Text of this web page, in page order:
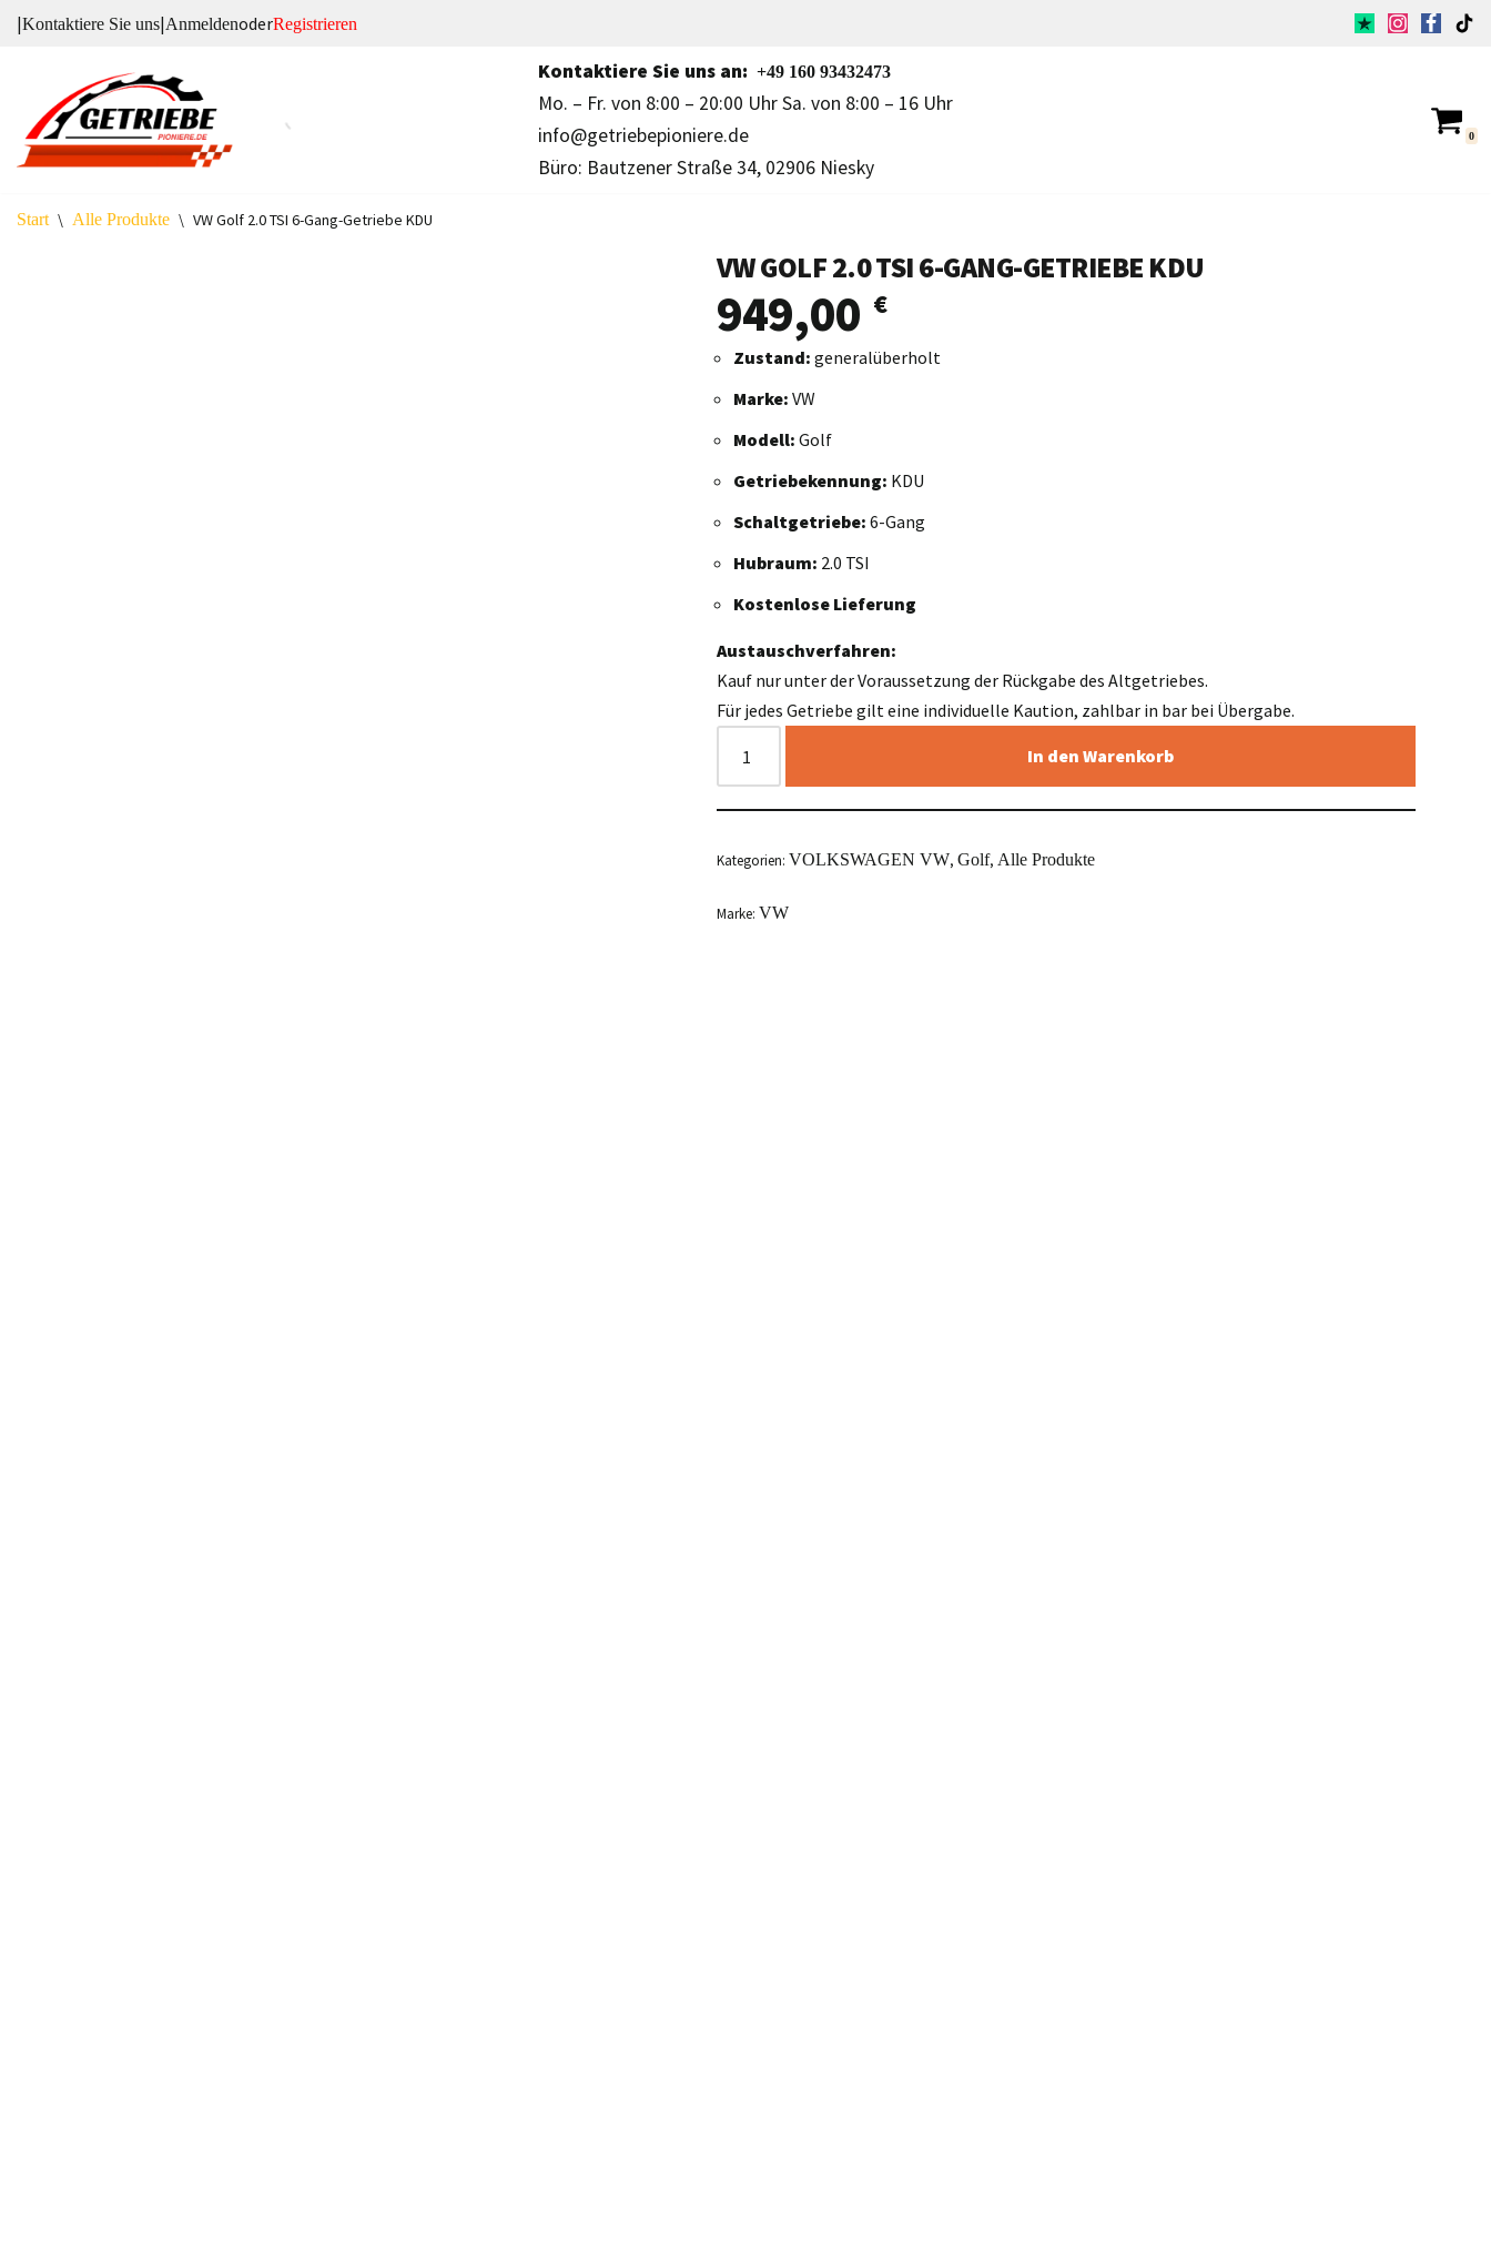
springen
|Kontaktiere Sie uns|AnmeldenoderRegistrieren
Kontaktiere Sie uns an: +49 160 93432473
Mo. – Fr. von 8:00 – 20:00 Uhr Sa. von 8:00 – 16 Uhr
info@getriebepioniere.de
Büro: Bautzener Straße 34, 02906 Niesky
0
Start \ Alle Produkte \ VW Golf 2.0 TSI 6-Gang-Getriebe KDU
VW GOLF 2.0 TSI 6-GANG-GETRIEBE KDU
949,00 €
Zustand: generalüberholt
Marke: VW
Modell: Golf
Getriebekennung: KDU
Schaltgetriebe: 6-Gang
Hubraum: 2.0 TSI
Kostenlose Lieferung
Austauschverfahren:
Kauf nur unter der Voraussetzung der Rückgabe des Altgetriebes.
Für jedes Getriebe gilt eine individuelle Kaution, zahlbar in bar bei Übergabe.
In den Warenkorb
Kategorien: VOLKSWAGEN VW, Golf, Alle Produkte
Marke: VW